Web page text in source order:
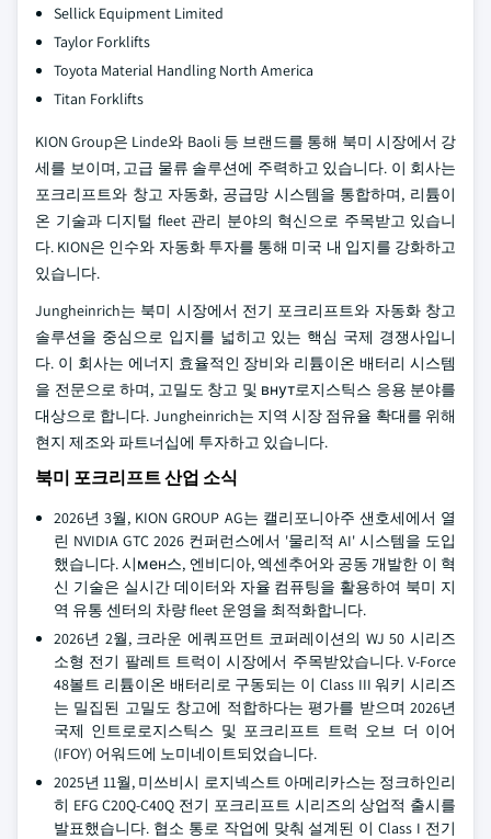
Sellick Equipment Limited
Taylor Forklifts
Toyota Material Handling North America
Titan Forklifts
KION Group은 Linde와 Baoli 등 브랜드를 통해 북미 시장에서 강
세를 보이며, 고급 물류 솔루션에 주력하고 있습니다. 이 회사는
포크리프트와 창고 자동화, 공급망 시스템을 통합하며, 리튬이
온 기술과 디지털 fleet 관리 분야의 혁신으로 주목받고 있습니
다. KION은 인수와 자동화 투자를 통해 미국 내 입지를 강화하고
있습니다.
Jungheinrich는 북미 시장에서 전기 포크리프트와 자동화 창고
솔루션을 중심으로 입지를 넓히고 있는 핵심 국제 경쟁사입니
다. 이 회사는 에너지 효율적인 장비와 리튬이온 배터리 시스템
을 전문으로 하며, 고밀도 창고 및 внут로지스틱스 응용 분야를
대상으로 합니다. Jungheinrich는 지역 시장 점유율 확대를 위해
현지 제조와 파트너십에 투자하고 있습니다.
북미 포크리프트 산업 소식
2026년 3월, KION GROUP AG는 캘리포니아주 샌호세에서 열
린 NVIDIA GTC 2026 컨퍼런스에서 '물리적 AI' 시스템을 도입
했습니다. 시мен스, 엔비디아, 엑센추어와 공동 개발한 이 혁
신 기술은 실시간 데이터와 자율 컴퓨팅을 활용하여 북미 지
역 유통 센터의 차량 fleet 운영을 최적화합니다.
2026년 2월, 크라운 에쿼프먼트 코퍼레이션의 WJ 50 시리즈
소형 전기 팔레트 트럭이 시장에서 주목받았습니다. V-Force
48볼트 리튬이온 배터리로 구동되는 이 Class III 워키 시리즈
는 밀집된 고밀도 창고에 적합하다는 평가를 받으며 2026년
국제 인트로로지스틱스 및 포크리프트 트럭 오브 더 이어
(IFOY) 어워드에 노미네이트되었습니다.
2025년 11월, 미쓰비시 로지넥스트 아메리카스는 정크하인리
히 EFG C20Q-C40Q 전기 포크리프트 시리즈의 상업적 출시를
발표했습니다. 협소 통로 작업에 맞춰 설계된 이 Class I 전기